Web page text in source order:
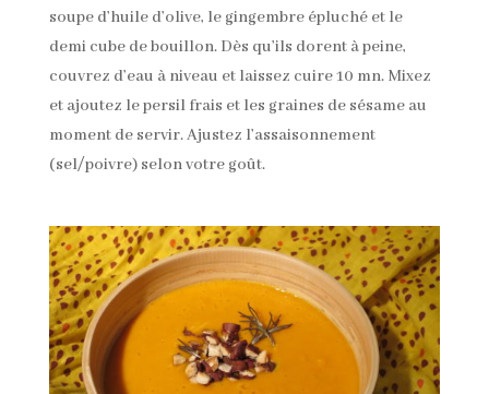
soupe d’huile d’olive, le gingembre épluché et le
demi cube de bouillon. Dès qu’ils dorent à peine,
couvrez d’eau à niveau et laissez cuire 10 mn. Mixez
et ajoutez le persil frais et les graines de sésame au
moment de servir. Ajustez l’assaisonnement
(sel/poivre) selon votre goût.